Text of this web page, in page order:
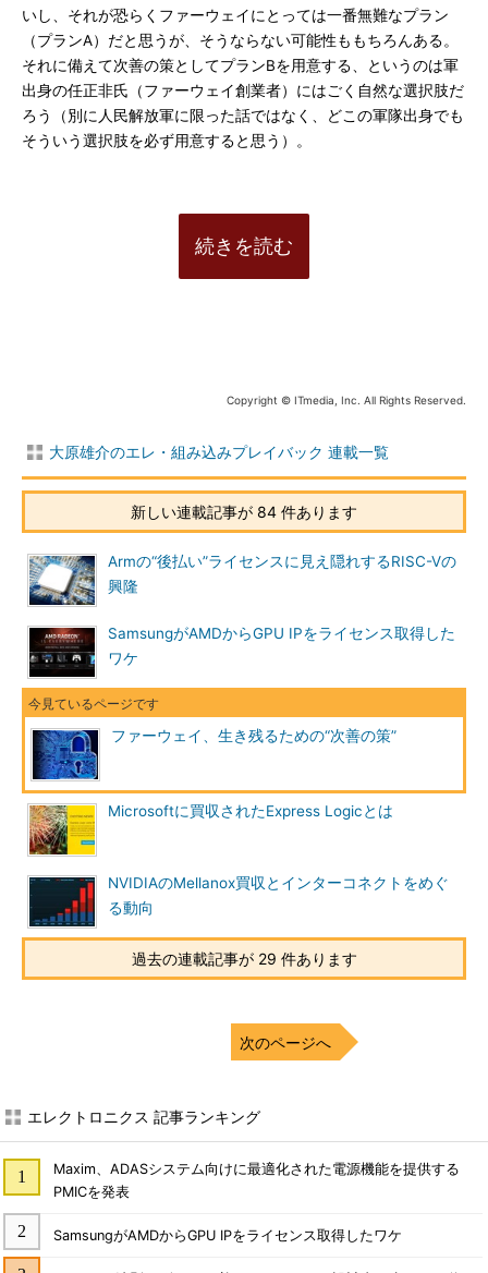
いし、それが恐らくファーウェイにとっては一番無難なプラン
（プランA）だと思うが、そうならない可能性ももちろんある。
それに備えて次善の策としてプランBを用意する、というのは軍
出身の任正非氏（ファーウェイ創業者）にはごく自然な選択肢だ
ろう（別に人民解放軍に限った話ではなく、どこの軍隊出身でも
そういう選択肢を必ず用意すると思う）。
続きを読む
Copyright © ITmedia, Inc. All Rights Reserved.
大原雄介のエレ・組み込みプレイバック 連載一覧
新しい連載記事が 84 件あります
Armの“後払い”ライセンスに見え隠れするRISC-Vの
興隆
SamsungがAMDからGPU IPをライセンス取得した
ワケ
ファーウェイ、生き残るための“次善の策”
Microsoftに買収されたExpress Logicとは
NVIDIAのMellanox買収とインターコネクトをめぐ
る動向
過去の連載記事が 29 件あります
次のページへ
エレクトロニクス 記事ランキング
Maxim、ADASシステム向けに最適化された電源機能を提供する
PMICを発表
SamsungがAMDからGPU IPをライセンス取得したワケ